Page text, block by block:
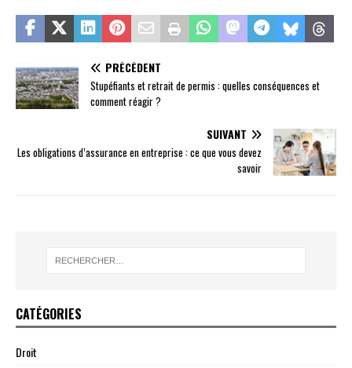
PRÉCÉDENT
Stupéfiants et retrait de permis : quelles conséquences et
comment réagir ?
SUIVANT
Les obligations d’assurance en entreprise : ce que vous devez
savoir
CATÉGORIES
Droit